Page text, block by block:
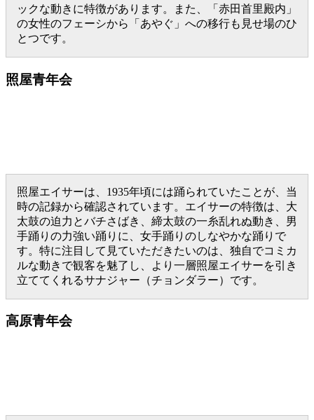
ックな動きに特徴があります。また、「赤田首里殿内」
の女性のフェーシから「あやぐ」への移行も見せ場のひ
とつです。
照屋青年会
照屋エイサーは、1935年頃には踊られていたことが、当
時の記録から確認されています。エイサーの特徴は、大
太鼓の迫力とバチさばき、締太鼓の一糸乱れぬ動き、男
手踊りの力強い踊りに、女手踊りのしなやかな踊りで
す。特に注目して見ていただきたいのは、独自でコミカ
ルな動きで観客を魅了し、より一層照屋エイサーを引き
立ててくれるサナジャー（チョンダラー）です。
高原青年会